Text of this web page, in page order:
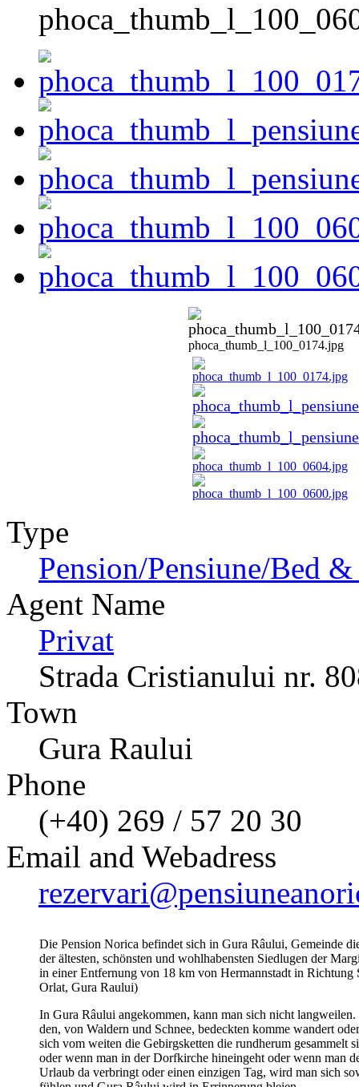
phoca_thumb_l_100_0174.jpg
Type
Pension/Pensiune/Bed
Agent Name
Privat
Strada Cristianului nr.
Town
Gura Raului
Phone
(+40) 269 / 57 20 30
Email and Webadress
Die Pension Norica befindet sich in Gura Râului, Gemeinde
der ältesten, schönsten und wohlhabensten Siedlugen der
in einer Entfernung von 18 km von Hermannstadt in Richtung
Orlat, Gura Raului)
In Gura Râului angekommen, kann man sich nicht
den, von Waldern und Schnee, bedeckten komme wandert
sich vom weiten die Gebirgsketten die rundherum gesammelt
oder wenn man in der Dorfkirche hineingeht oder wenn man
Urlaub da verbringt oder einen einzigen Tag, wird man sich